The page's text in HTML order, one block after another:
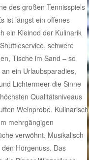
des großen Tennisspiels
ist längst ein offenes
ein Kleinod der Kulinarik
schwere
Tische im Sand – so
ein Urlaubsparadies,
Lichtermeer die Sinne
Qualitätsniveaus
Weinprobe. Kulinarisch
mehrgängigen
verwöhnt. Musikalisch
Hörgenuss. Das